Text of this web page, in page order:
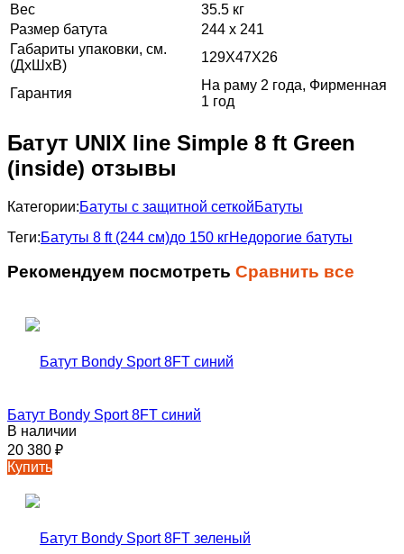
Вес
35.5 кг
Размер батута
244 х 241
Габариты упаковки, см.
(ДхШхВ)
129X47X26
Гарантия
На раму 2 года, Фирменная
1 год
Батут UNIX line Simple 8 ft Green
(inside) отзывы
Категории:Батуты с защитной сеткойБатуты
Теги:Батуты 8 ft (244 см)до 150 кгНедорогие батуты
Рекомендуем посмотреть Сравнить все
Батут Bondy Sport 8FT синий
В наличии
20 380 ₽
Купить